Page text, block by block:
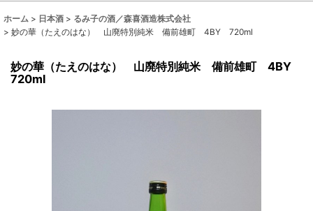
ホーム > 日本酒 > るみ子の酒／森喜酒造株式会社
> 妙の華（たえのはな） 山廃特別純米 備前雄町 4BY 720ml
妙の華（たえのはな） 山廃特別純米 備前雄町 4BY
720ml